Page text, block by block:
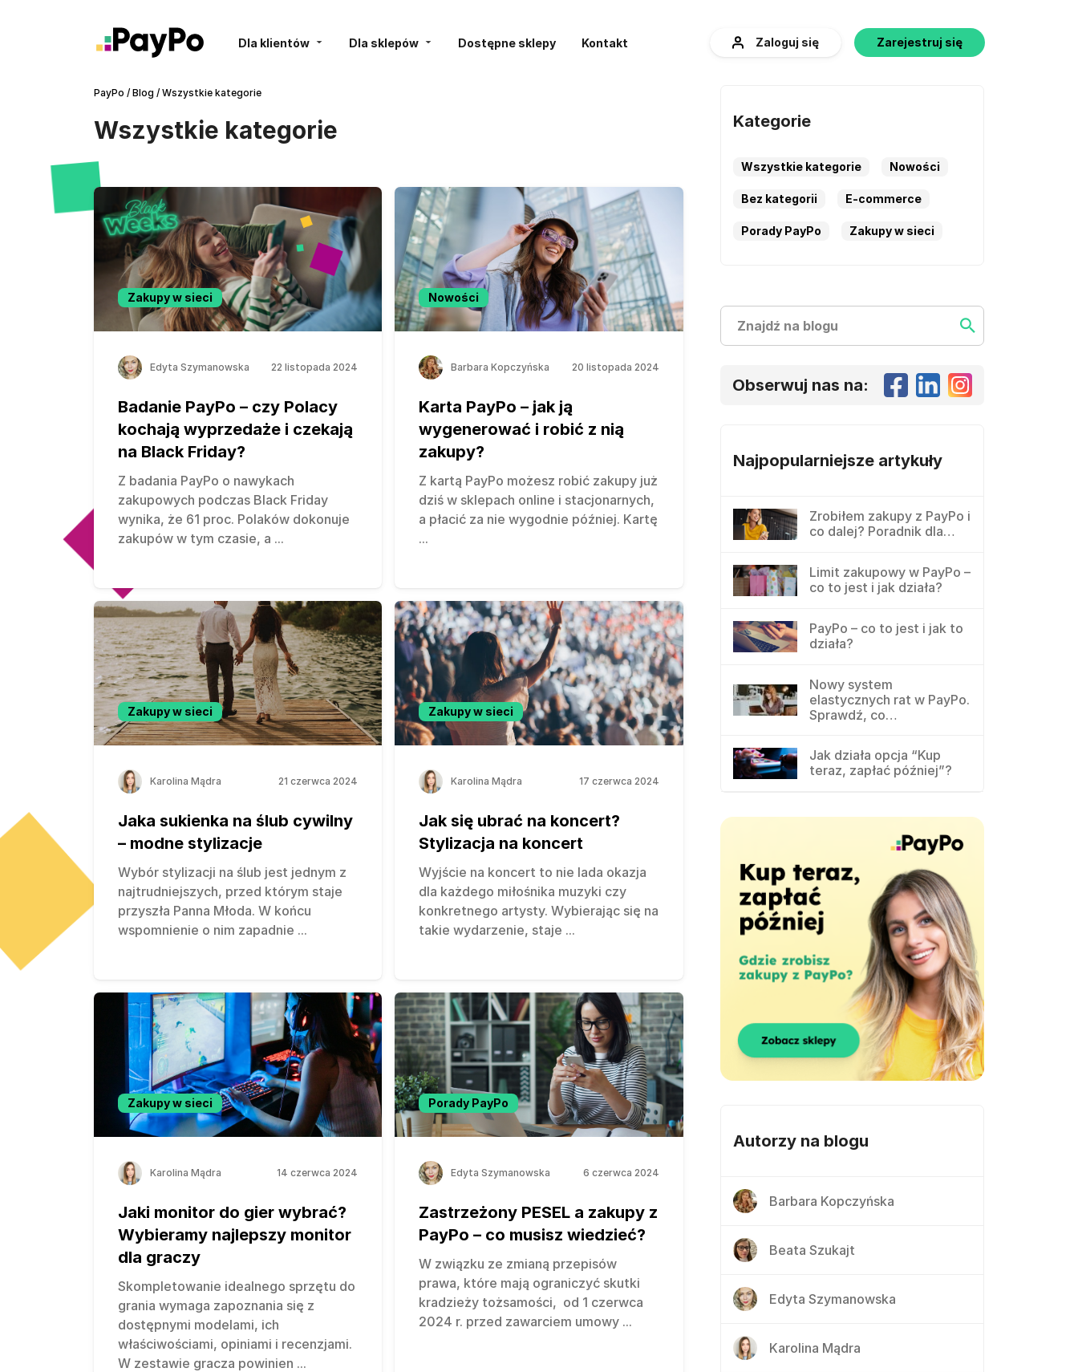
Dla klientów Dla sklepów Dostępne sklepy Kontakt Zaloguj się Zarejestruj się
PayPo / Blog / Wszystkie kategorie
Wszystkie kategorie
Zakupy w sieci
Edyta Szymanowska 22 listopada 2024
Badanie PayPo – czy Polacy
kochają wyprzedaże i czekają
na Black Friday?
Z badania PayPo o nawykach
zakupowych podczas Black Friday
wynika, że 61 proc. Polaków dokonuje
zakupów w tym czasie, a ...
Nowości
Barbara Kopczyńska 20 listopada 2024
Karta PayPo – jak ją
wygenerować i robić z nią
zakupy?
Z kartą PayPo możesz robić zakupy już
dziś w sklepach online i stacjonarnych,
a płacić za nie wygodnie później. Kartę
...
Zakupy w sieci
Karolina Mądra 21 czerwca 2024
Jaka sukienka na ślub cywilny
– modne stylizacje
Wybór stylizacji na ślub jest jednym z
najtrudniejszych, przed którym staje
przyszła Panna Młoda. W końcu
wspomnienie o nim zapadnie ...
Zakupy w sieci
Karolina Mądra 17 czerwca 2024
Jak się ubrać na koncert?
Stylizacja na koncert
Wyjście na koncert to nie lada okazja
dla każdego miłośnika muzyki czy
konkretnego artysty. Wybierając się na
takie wydarzenie, staje ...
Zakupy w sieci
Karolina Mądra 14 czerwca 2024
Jaki monitor do gier wybrać?
Wybieramy najlepszy monitor
dla graczy
Skompletowanie idealnego sprzętu do
grania wymaga zapoznania się z
dostępnymi modelami, ich
właściwościami, opiniami i recenzjami.
W zestawie gracza powinien ...
Porady PayPo
Edyta Szymanowska 6 czerwca 2024
Zastrzeżony PESEL a zakupy z
PayPo – co musisz wiedzieć?
W związku ze zmianą przepisów
prawa, które mają ograniczyć skutki
kradzieży tożsamości, od 1 czerwca
2024 r. przed zawarciem umowy ...
Kategorie
Wszystkie kategorie Nowości
Bez kategorii E-commerce
Porady PayPo Zakupy w sieci
Szukaj
Obserwuj nas na:
Najpopularniejsze artykuły
Zrobiłem zakupy z PayPo i
co dalej? Poradnik dla…
Limit zakupowy w PayPo –
co to jest i jak działa?
PayPo – co to jest i jak to
działa?
Nowy system
elastycznych rat w PayPo.
Sprawdź, co…
Jak działa opcja “Kup
teraz, zapłać później”?
Autorzy na blogu
Barbara Kopczyńska
Beata Szukajt
Edyta Szymanowska
Karolina Mądra